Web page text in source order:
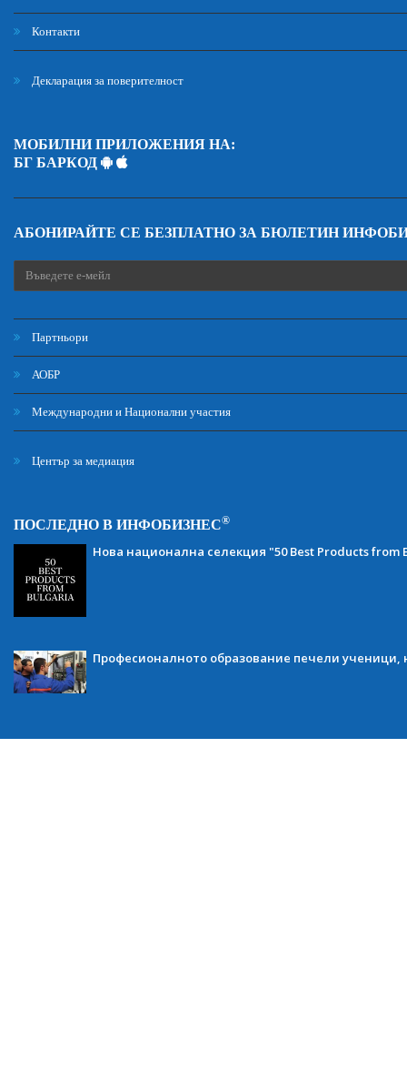
Контакти
Декларация за поверителност
МОБИЛНИ ПРИЛОЖЕНИЯ НА:
БГ БАРКОД
АБОНИРАЙТЕ СЕ БЕЗПЛАТНО ЗА БЮЛЕТИН
Партньори
АОБР
Международни и Национални участия
Център за медиация
ПОСЛЕДНО В ИНФОБИЗНЕС®
Нова национална селекция "50 Best Products from
Професионалното образование печели ученици,